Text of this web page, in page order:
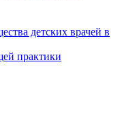
детских врачей в
практики